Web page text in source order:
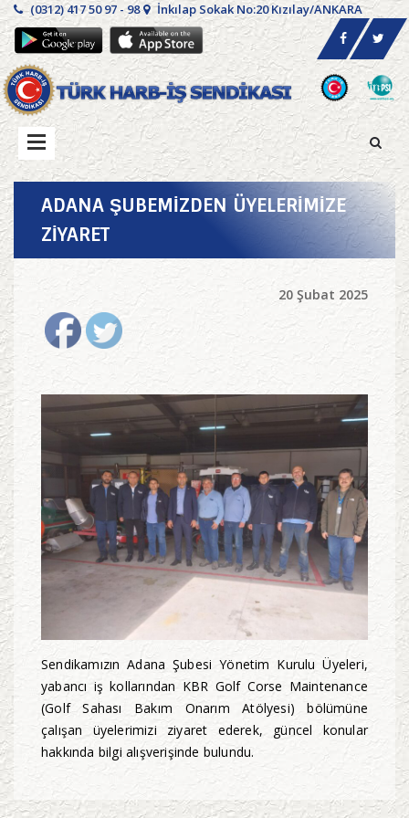
(0312) 417 50 97 - 98 İnkılap Sokak No:20 Kızılay/ANKARA
ADANA ŞUBEMİZDEN ÜYELERİMİZE
ZİYARET
20 Şubat 2025
Sendikamızın Adana Şubesi Yönetim Kurulu Üyeleri,
yabancı iş kollarından KBR Golf Corse Maintenance
(Golf Sahası Bakım Onarım Atölyesi) bölümüne
çalışan üyelerimizi ziyaret ederek, güncel konular
hakkında bilgi alışverişinde bulundu.